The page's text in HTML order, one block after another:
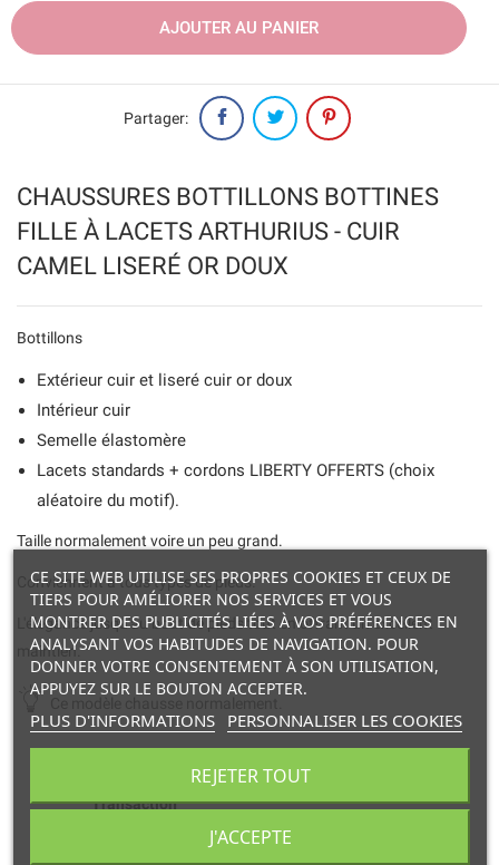
CHAUSSURES BOTTILLONS BOTTINES
FILLE À LACETS ARTHURIUS - CUIR
CAMEL LISERÉ OR DOUX
Bottillons
Extérieur cuir et liseré cuir or doux
Intérieur cuir
Semelle élastomère
Lacets standards + cordons LIBERTY OFFERTS (choix
aléatoire du motif).
Taille normalement voire un peu grand.
Conviennent à tous types de pieds.
L'élégance jusqu'au bout de pieds tout en offrant un excellent
maintien.
Transaction
et paiement en ligne 100% sécurisés.
AJOUTER AU PANIER
Partager:
CE SITE WEB UTILISE SES PROPRES COOKIES ET CEUX DE
TIERS POUR AMÉLIORER NOS SERVICES ET VOUS
MONTRER DES PUBLICITÉS LIÉES À VOS PRÉFÉRENCES EN
ANALYSANT VOS HABITUDES DE NAVIGATION. POUR
DONNER VOTRE CONSENTEMENT À SON UTILISATION,
APPUYEZ SUR LE BOUTON ACCEPTER.
PLUS D'INFORMATIONS PERSONNALISER LES COOKIES
REJETER TOUT
J'ACCEPTE